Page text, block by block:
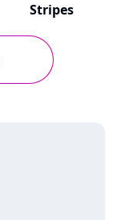
Stripes